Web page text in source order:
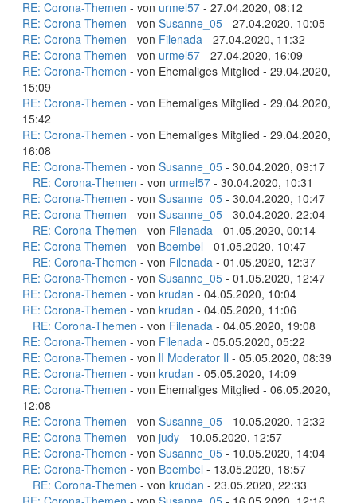
RE: Corona-Themen - von urmel57 - 27.04.2020, 08:12
RE: Corona-Themen - von Susanne_05 - 27.04.2020, 10:05
RE: Corona-Themen - von Filenada - 27.04.2020, 11:32
RE: Corona-Themen - von urmel57 - 27.04.2020, 16:09
RE: Corona-Themen - von Ehemaliges Mitglied - 29.04.2020,
15:09
RE: Corona-Themen - von Ehemaliges Mitglied - 29.04.2020,
15:42
RE: Corona-Themen - von Ehemaliges Mitglied - 29.04.2020,
16:08
RE: Corona-Themen - von Susanne_05 - 30.04.2020, 09:17
RE: Corona-Themen - von urmel57 - 30.04.2020, 10:31
RE: Corona-Themen - von Susanne_05 - 30.04.2020, 10:47
RE: Corona-Themen - von Susanne_05 - 30.04.2020, 22:04
RE: Corona-Themen - von Filenada - 01.05.2020, 00:14
RE: Corona-Themen - von Boembel - 01.05.2020, 10:47
RE: Corona-Themen - von Filenada - 01.05.2020, 12:37
RE: Corona-Themen - von Susanne_05 - 01.05.2020, 12:47
RE: Corona-Themen - von krudan - 04.05.2020, 10:04
RE: Corona-Themen - von krudan - 04.05.2020, 11:06
RE: Corona-Themen - von Filenada - 04.05.2020, 19:08
RE: Corona-Themen - von Filenada - 05.05.2020, 05:22
RE: Corona-Themen - von lI Moderator Il - 05.05.2020, 08:39
RE: Corona-Themen - von krudan - 05.05.2020, 14:09
RE: Corona-Themen - von Ehemaliges Mitglied - 06.05.2020,
12:08
RE: Corona-Themen - von Susanne_05 - 10.05.2020, 12:32
RE: Corona-Themen - von judy - 10.05.2020, 12:57
RE: Corona-Themen - von Susanne_05 - 10.05.2020, 14:04
RE: Corona-Themen - von Boembel - 13.05.2020, 18:57
RE: Corona-Themen - von krudan - 23.05.2020, 22:33